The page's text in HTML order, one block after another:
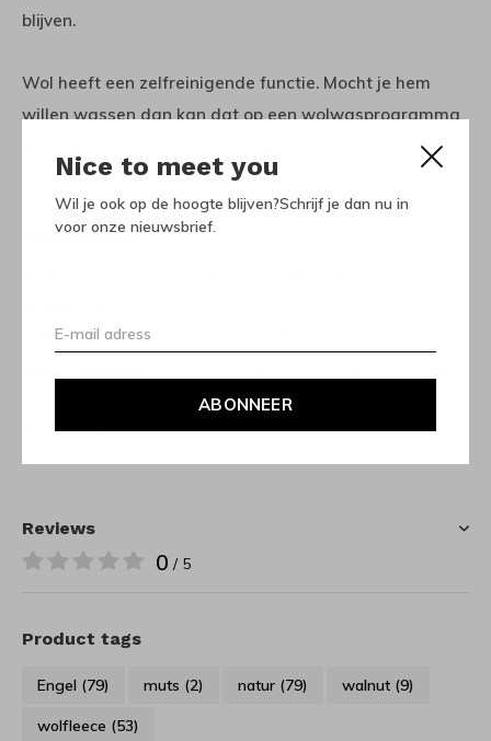
Nice to meet you
Wil je ook op de hoogte blijven?Schrijf je dan nu in
voor onze nieuwsbrief.
ABONNEER
blijven.
Wol heeft een zelfreinigende functie. Mocht je hem
willen wassen dan kan dat op een wolwasprogramma
op 30 graden in de machine. Gebruik hiervoor goed
wolwasmiddel.
Specificaties
Keurmerk
droger
Maatadvies
Valt normaal
Reviews
0 / 5
Product tags
Engel (79) muts (2) natur (79) walnut (9)
wolfleece (53)